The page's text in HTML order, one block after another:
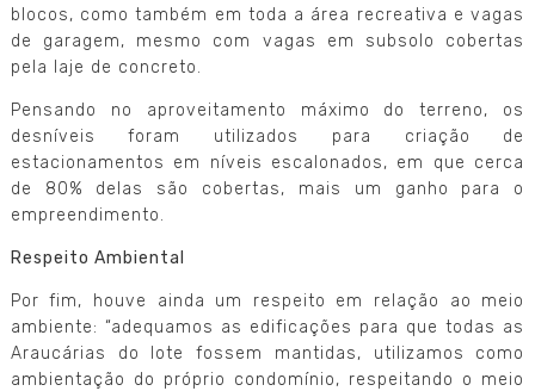
blocos, como também em toda a área recreativa e vagas
de garagem, mesmo com vagas em subsolo cobertas
pela laje de concreto.
Pensando no aproveitamento máximo do terreno, os
desníveis foram utilizados para criação de
estacionamentos em níveis escalonados, em que cerca
de 80% delas são cobertas, mais um ganho para o
empreendimento.
Respeito Ambiental
Por fim, houve ainda um respeito em relação ao meio
ambiente: “adequamos as edificações para que todas as
Araucárias do lote fossem mantidas, utilizamos como
ambientação do próprio condomínio, respeitando o meio